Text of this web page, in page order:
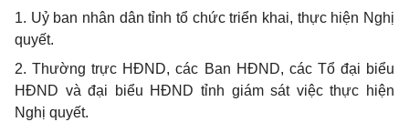
1. Uỷ ban nhân dân tỉnh tổ chức triển khai, thực hiện Nghị
quyết.
2. Thường trực HĐND, các Ban HĐND, các Tổ đại biểu
HĐND và đại biểu HĐND tỉnh giám sát việc thực hiện
Nghị quyết.